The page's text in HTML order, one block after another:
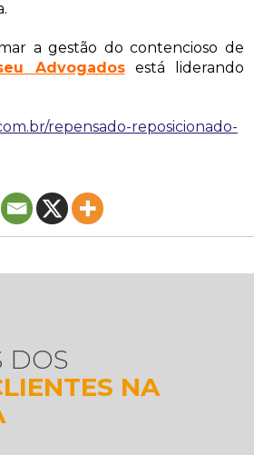
a gestão do contencioso de
Advogados está liderando
repensado-reposicionado-
DOS
NA